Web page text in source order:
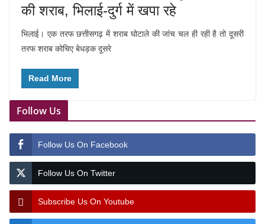
की शराब, भिलाई-दुर्ग में खपा रहे
भिलाई। एक तरफ छत्तीसगढ़ में शराब घोटाले की जांच चल ही रही है तो दूसरी
तरफ शराब कोचिए बेधड़क दूसरे
Read More
Follow Us
Follow Us On Facebook
Follow Us On Twitter
Subscribe Us On Youtube